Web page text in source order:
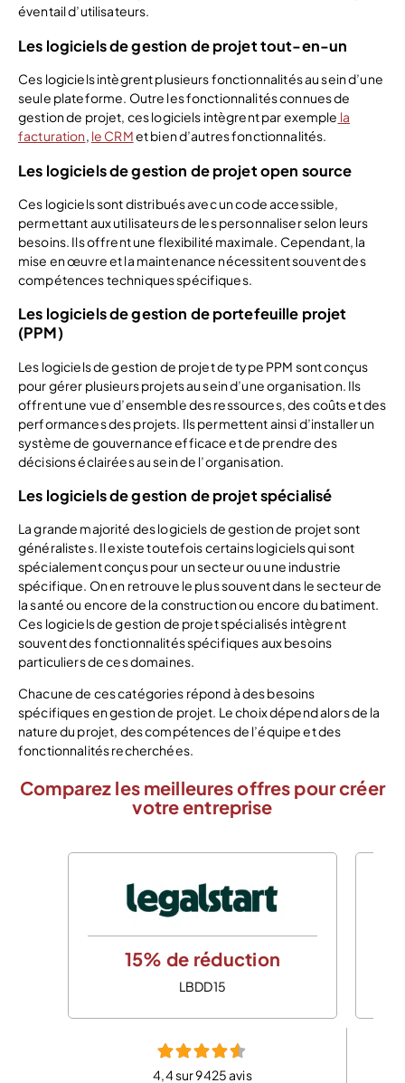
éventail d’utilisateurs.
Les logiciels de gestion de projet tout-en-un
Ces logiciels intègrent plusieurs fonctionnalités au sein d’une
seule plateforme. Outre les fonctionnalités connues de
gestion de projet, ces logiciels intègrent par exemple la
facturation, le CRMet bien d’autres fonctionnalités.
Les logiciels de gestion de projet open source
Ces logiciels sont distribués avec un code accessible,
permettant aux utilisateurs de les personnaliser selon leurs
besoins. Ils offrent une flexibilité maximale. Cependant, la
mise en œuvre et la maintenance nécessitent souvent des
compétences techniques spécifiques.
Les logiciels de gestion de portefeuille projet
(PPM)
Les logiciels de gestion de projet de type PPM sont conçus
pour gérer plusieurs projets au sein d’une organisation. Ils
offrent une vue d’ensemble des ressources, des coûts et des
performances des projets. Ils permettent ainsi d’installer un
système de gouvernance efficace et de prendre des
décisions éclairées au sein de l’organisation.
Les logiciels de gestion de projet spécialisé
La grande majorité des logiciels de gestion de projet sont
généralistes. Il existe toutefois certains logiciels qui sont
spécialement conçus pour un secteur ou une industrie
spécifique. On en retrouve le plus souvent dans le secteur de
la santé ou encore de la construction ou encore du batiment.
Ces logiciels de gestion de projet spécialisés intègrent
souvent des fonctionnalités spécifiques aux besoins
particuliers de ces domaines.
Chacune de ces catégories répond à des besoins
spécifiques en gestion de projet. Le choix dépend alors de la
nature du projet, des compétences de l’équipe et des
fonctionnalités recherchées.
Comparez les meilleures offres pour créer
votre entreprise
15% de réduction
LBDD15
4,4 sur 9425 avis